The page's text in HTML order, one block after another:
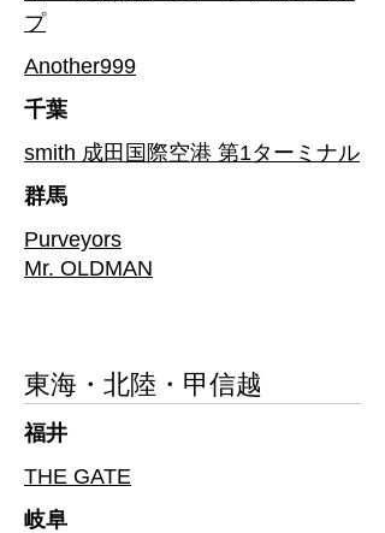
プ
Another999
千葉
smith 成田国際空港 第1ターミナル
​群馬
Purveyors
​Mr. OLDMAN
東海・北陸・甲信越
福井
THE GATE
岐阜